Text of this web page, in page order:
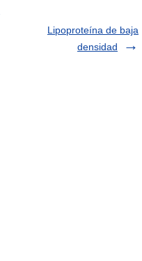
Lipoproteína de baja
densidad